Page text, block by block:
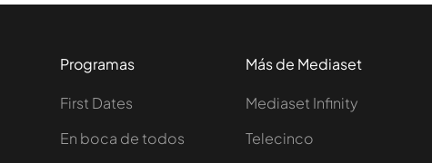
Programas
First Dates
En boca de todos
Más de Mediaset
Mediaset Infinity
Telecinco